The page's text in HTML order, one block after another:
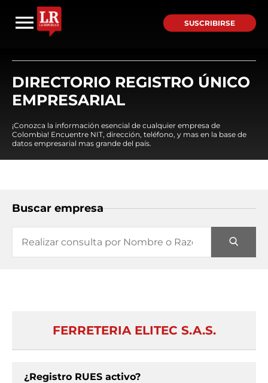
SUSCRIBIRSE
DIRECTORIO REGISTRO ÚNICO
EMPRESARIAL
¡Conozca la información esencial de cualquier empresa de
Colombia! Encuentre NIT, dirección, teléfono, y mas en la base de
datos empresarial mas grande del país.
Buscar empresa
FERRETERIA ELITEC S.A.S.
¿Registro RUES activo?